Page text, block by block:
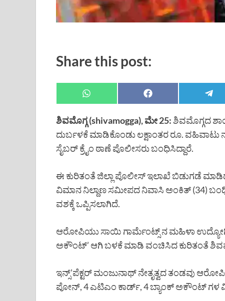
Share this post:
ಶಿವಮೊಗ್ಗ (shivamogga), ಮೇ 25:ಶಿವಮೊಗ್ಗದ
ದುರ್ಬಳಕೆ ಮಾಡಿಕೊಂಡು ಲಕ್ಷಾಂತರ ರೂ.
ಸೈಬರ್ ಕ್ರೈಂ ಠಾಣೆ ಪೊಲೀಸರು ಬಂಧಿಸಿದ್ದಾರೆ.
ಈ ಕುರಿತಂತೆ ಜಿಲ್ಲಾ ಪೊಲೀಸ್ ಇಲಾಖೆ ಬಿಡುಗಡೆ
ವಿಮಾನ ನಿಲ್ದಾಣ ಸಮೀಪದ ನಿವಾಸಿ ಅಂಕಿತ್ (34)
ವಶಕ್ಕೆ ಒಪ್ಪಿಸಲಾಗಿದೆ.
ಆರೋಪಿಯು ಸಾಯಿ ಗಾರ್ಮೆಂಟ್ಸ್ ನ ಮಹಿಳಾ
ಅಕೌಂಟ್’ ಆಗಿ ಬಳಕೆ ಮಾಡಿ ವಂಚಿಸಿದ ಕುರಿತಂತೆ
ಇನ್ಸ್’ಪೆಕ್ಟರ್ ಮಂಜುನಾಥ್ ನೇತೃತ್ವದ ತಂಡವು
ಪೋನ್, 4 ಎಟಿಎಂ ಕಾರ್ಡ್, 4 ಬ್ಯಾಂಕ್ ಅಕೌಂಟ್ ಗಳ